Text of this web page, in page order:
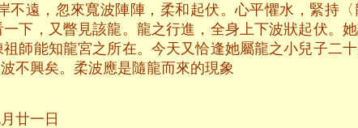
遠，忽來寬波陣陣，柔和起伏。心平懼水，緊持
下，又瞥見該龍。龍之行進，全身上下波狀起伏。
師能知龍宮之所在。今天又恰逢她屬龍之小兒子二
不興矣。柔波應是隨龍而來的現象
日